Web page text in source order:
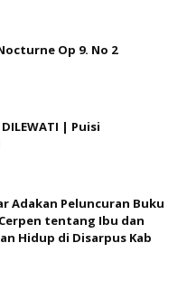
Op 9. No 2
DILEWATI | Puisi
Adakan Peluncuran Buku
tentang Ibu dan
Hidup di Disarpus Kab